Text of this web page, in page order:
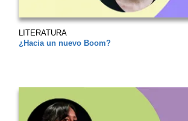
LITERATURA
¿Hacia un nuevo Boom?